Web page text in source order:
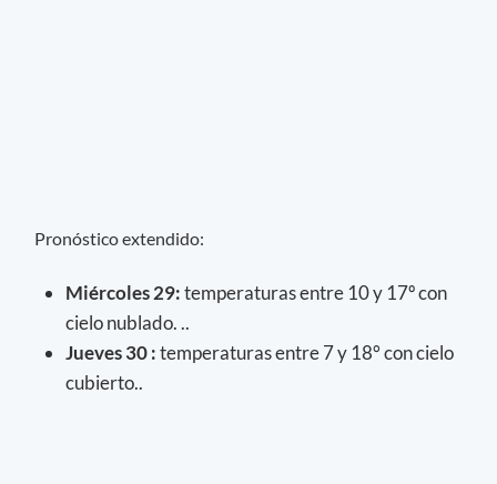
Pronóstico extendido:
Miércoles 29:temperaturas entre 10 y 17º con
cielo nublado. ..
Jueves 30 :temperaturas entre 7 y 18° con cielo
cubierto..